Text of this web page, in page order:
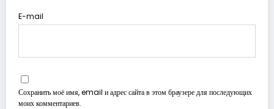
E-mail
Сохранить моё имя, email и адрес сайта в этом браузере для последующих
моих комментариев.